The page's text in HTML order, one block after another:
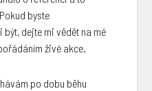
byste
být, dejte mi vědět na mé
živé akce.
po dobu běhu